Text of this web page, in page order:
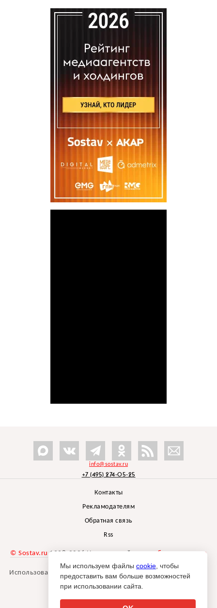
info@sostav.ru
+7 (495) 274-05-25
Контакты
Рекламодателям
Обратная связь
Rss
© Sostav.ru 1998-2026 Независимый проектбрендингового
агентства Depot
Использование материалов Sostav.ru допустимо только при
указании источника.
Мы используем файлы cookie , чтобы
предоставить вам больше возможностей
при использовании сайта.